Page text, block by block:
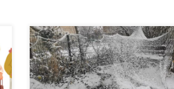
Etwas überraschend begann der
Dezember in Hellersdorf wie in ganz
Berlin mit einem ersten
Wintereinbruch und Schneefall. Das